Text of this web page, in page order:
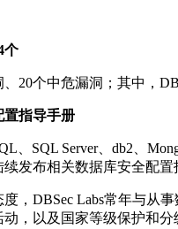
个
20个中危漏洞；其中，
置指导手册
、SQL Server、db2、
发布相关数据库安全配置
，DBSec Labs常年与从
，以及国家等级保护和分